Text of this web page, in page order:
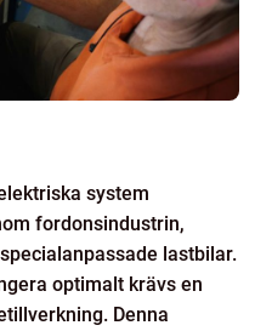
system
fordonsindustrin,
lastbilar.
optimalt krävs en
Denna